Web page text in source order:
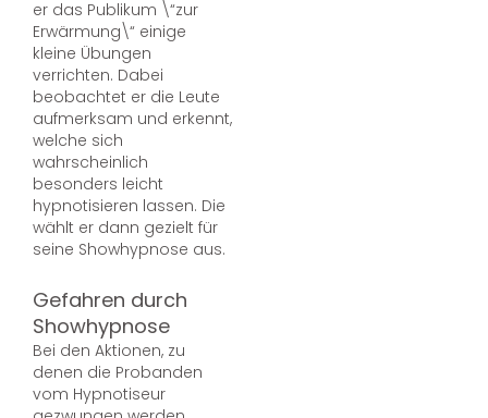
er das Publikum \“zur
Erwärmung\“ einige
kleine Übungen
verrichten. Dabei
beobachtet er die Leute
aufmerksam und erkennt,
welche sich
wahrscheinlich
besonders leicht
hypnotisieren lassen. Die
wählt er dann gezielt für
seine Showhypnose aus.
Gefahren durch
Showhypnose
Bei den Aktionen, zu
denen die Probanden
vom Hypnotiseur